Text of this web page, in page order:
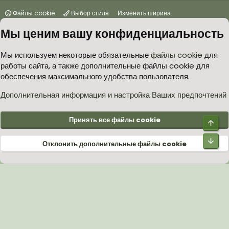
Файлы cookie Выбор стиля Изменить ширина
Условия и правила
Политика в отношении обработки персональных данных
Согласие на обработку персональных данных
Помощь Главная
R
Community platform by XenForo ® © 2010-2026 XenForo Ltd.
Мы ценим вашу конфиденциальность
Мы используем некоторые обязательныефайлы cookie для
работы сайта, а также дополнительные файлы cookie для
обеспечения максимального удобства пользователя.
Дополнительная информация и настройка Ваших предпочтений
Принять все файлы cookie
Отклонить дополнительные файлы cookie